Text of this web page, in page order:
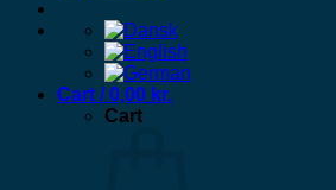
Cart /0,00 kr.
Cart